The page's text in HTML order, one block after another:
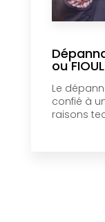
ou FIOUL
Le
confié à
raisons